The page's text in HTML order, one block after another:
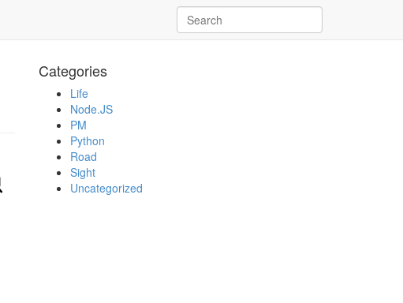
Categories
Life
Node.JS
PM
Python
Road
Sight
Uncategorized